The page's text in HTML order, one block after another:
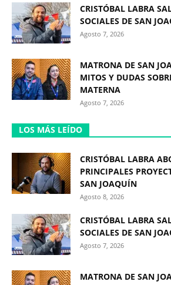
CRISTÓBAL LABRA
SOCIALES DE SAN
Agosto 7, 2026
MATRONA DE SAN
MITOS Y DUDAS
MATERNA
Agosto 7, 2026
LOS MÁS LEÍDO
CRISTÓBAL LABRA
PRINCIPALES
SAN JOAQUÍN
Agosto 8, 2026
CRISTÓBAL LABRA
SOCIALES DE SAN
Agosto 7, 2026
MATRONA DE SAN